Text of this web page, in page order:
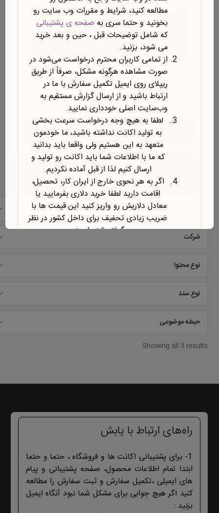
دسترسی تمام متن صنایع غذایی
۴۵۰,۰۰۰تومان –۱,۵۰۰,۰۰۰تومان
$9.00 - $30.00 USD
انتخاب گزینه ها
صفحه
فیلتر محصولات نمایش همه 3 نتایج
شرکت
نوع محتوا
نوع سند
حیطه موضوعی
Showing all 3 results
راه‌های ارتباط با یابش
1- برای پشتیبانی اکانت ها و فروشگاه ، حتما و حتما
ابتدا تمام اطلاعات محصول، صفحه پشتیبانی و پیام
های ایمیلی ،تکمیل سفارش و ثبت سفارش را مطالعه
کنید اگر هیچ جوابی برای مشکل شما نبود آنگاه ایمیل
بزنید :
مطالعه کنید، شرایط و مقررات وب سایت رو
بخونید و حتما سری به صفحه ی پشتیبانی
که شامل توضیحات قبل ، حین و بعد خرید
می شود، بزنید.
از تمامی کاربران محترم درخواست می‌شود در
صورت مشاهده هرگونه مشکل، صرفاً از طریق
ریپلای روی ایمیل تکمیل سفارش با ما در
ارتباط باشید و از ارسال گزارش مستقیم به
وب‌سایت اصلی خودداری نمایید.
لطفا به هیچ وجه درخواست سرعت بخشی
به تولید اکانت نداشته باشید، ما خودمون
متعهد به این هستیم ولی واقعا باید بدانید
که ما با اطلاعات شما باید اکانت رو تولید و
ارسال کنیم لذا از قبل آماده نکردیم.
اگر به هر نحوی خارج از ایران کار، تحصیل،
اقامت دارید لطفا خرید دلاری بفرمایید یا
معادل دلاریش رو واریز کنید این قیمت ها با
ضریب زیادی تحفیف برای داخل کشور در نظر
گرفته شده است.